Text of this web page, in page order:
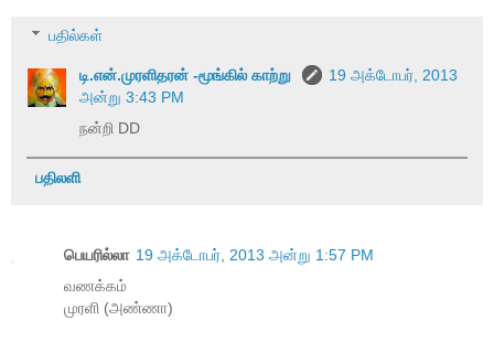
பதில்கள்
டி.என்.முரளிதரன் -மூங்கில் காற்று
19 அக்டோபர், 2013
அன்று 3:43 PM
நன்றி DD
பதிலளி
பெயரில்லா 19 அக்டோபர், 2013 அன்று 1:57 PM
வணக்கம்
முரளி (அண்ணா)